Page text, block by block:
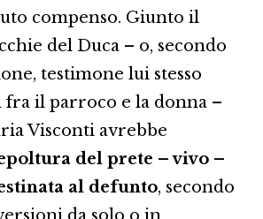
compenso. Giunto il
del Duca – o, secondo
testimone lui stesso
fra il parroco e la donna –
Visconti avrebbe
del prete – vivo –
al defunto, secondo